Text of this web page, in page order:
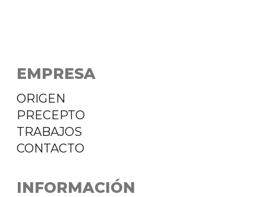
EMPRESA
ORIGEN
PRECEPTO
TRABAJOS
CONTACTO
INFORMACIÓN